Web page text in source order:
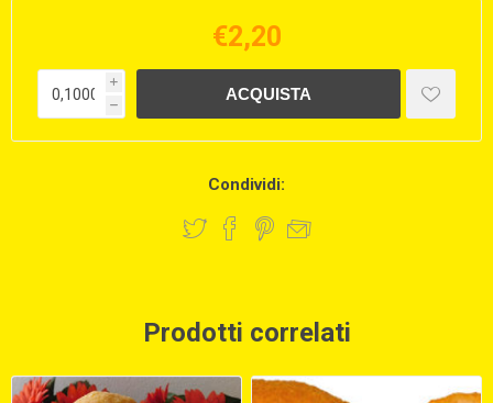
€2,20
i
h
Condividi:
Prodotti correlati